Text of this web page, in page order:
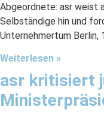
Abgeordnete: asr weist
Selbständige hin und
Unternehmertum Berlin,
Weiterlesen »
asr kritisiert